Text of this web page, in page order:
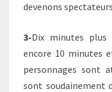
devenons
3-Dix minutes
encore 10 minutes
personnages sont
sont soudainement